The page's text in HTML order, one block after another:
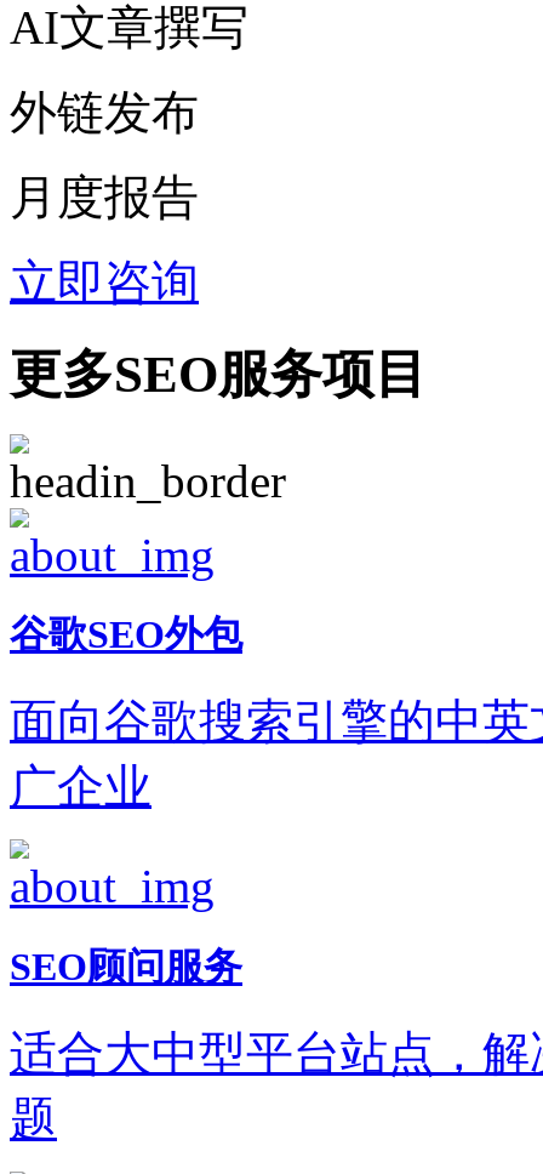
AI文章撰写
外链发布
月度报告
立即咨询
更多SEO服务项目
谷歌SEO外包
面向谷歌搜索引擎的中
广企业
SEO顾问服务
适合大中型平台站点，
题